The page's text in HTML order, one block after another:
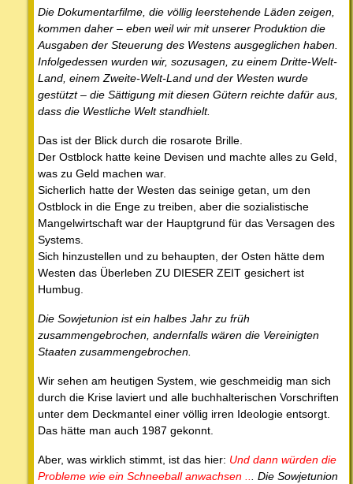
Die Dokumentarfilme, die völlig leerstehende Läden zeigen,
kommen daher – eben weil wir mit unserer Produktion die
Ausgaben der Steuerung des Westens ausgeglichen haben.
Infolgedessen wurden wir, sozusagen, zu einem Dritte-Welt-
Land, einem Zweite-Welt-Land und der Westen wurde
gestützt – die Sättigung mit diesen Gütern reichte dafür aus,
dass die Westliche Welt standhielt.
Das ist der Blick durch die rosarote Brille.
Der Ostblock hatte keine Devisen und machte alles zu Geld,
was zu Geld machen war.
Sicherlich hatte der Westen das seinige getan, um den
Ostblock in die Enge zu treiben, aber die sozialistische
Mangelwirtschaft war der Hauptgrund für das Versagen des
Systems.
Sich hinzustellen und zu behaupten, der Osten hätte dem
Westen das Überleben ZU DIESER ZEIT gesichert ist
Humbug.
Die Sowjetunion ist ein halbes Jahr zu früh
zusammengebrochen, andernfalls wären die Vereinigten
Staaten zusammengebrochen.
Wir sehen am heutigen System, wie geschmeidig man sich
durch die Krise laviert und alle buchhalterischen Vorschriften
unter dem Deckmantel einer völlig irren Ideologie entsorgt.
Das hätte man auch 1987 gekonnt.
Aber, was wirklich stimmt, ist das hier: Und dann würden die
Probleme wie ein Schneeball anwachsen ... Die Sowjetunion